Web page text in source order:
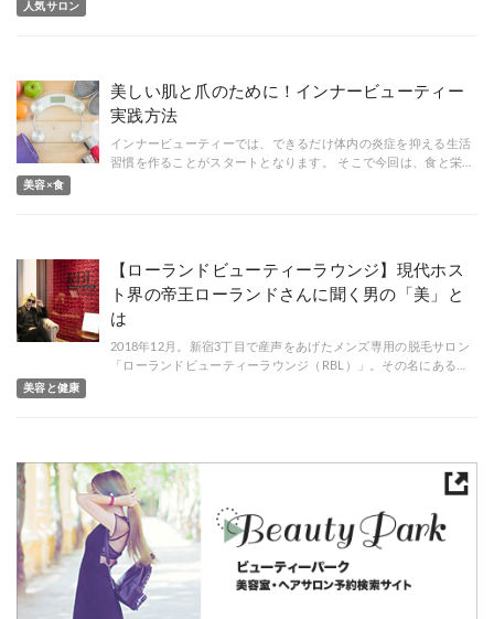
人気サロン
美しい肌と爪のために！インナービューティー
実践方法
インナービューティーでは、できるだけ体内の炎症を抑える生活
習慣を作ることがスタートとなります。 そこで今回は、食と栄…
美容×食
【ローランドビューティーラウンジ】現代ホス
ト界の帝王ローランドさんに聞く男の「美」と
は
2018年12月。新宿3丁目で産声をあげたメンズ専用の脱毛サロン
「ローランドビューティーラウンジ（RBL）」。その名にある…
美容と健康